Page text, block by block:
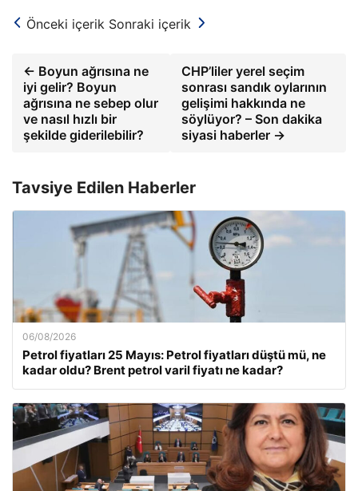
Önceki içerik Sonraki içerik
← Boyun ağrısına ne
iyi gelir? Boyun
ağrısına ne sebep olur
ve nasıl hızlı bir
şekilde giderilebilir?
CHP’liler yerel seçim
sonrası sandık oylarının
gelişimi hakkında ne
söylüyor? – Son dakika
siyasi haberler →
Tavsiye Edilen Haberler
06/08/2026
Petrol fiyatları 25 Mayıs: Petrol fiyatları düştü mü, ne
kadar oldu? Brent petrol varil fiyatı ne kadar?